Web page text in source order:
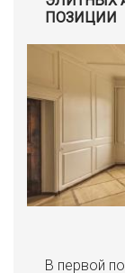
ПОЗИЦИИ
В первой